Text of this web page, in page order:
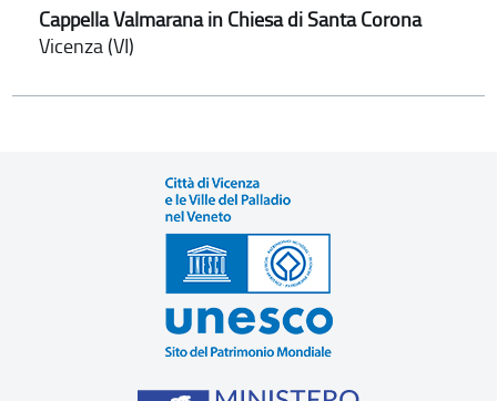
Cappella Valmarana in Chiesa di Santa Corona
Vicenza (VI)